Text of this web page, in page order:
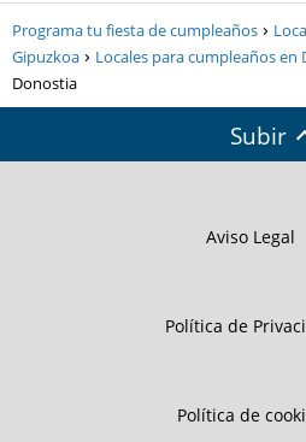
Programa tu fiesta de cumpleaños
Gipuzkoa
Locales para cumpleaños en
Donostia
Subir
Aviso Legal
Política de
Política de